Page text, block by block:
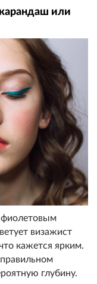
или
фиолетовым
визажист
кажется ярким.
глубину.